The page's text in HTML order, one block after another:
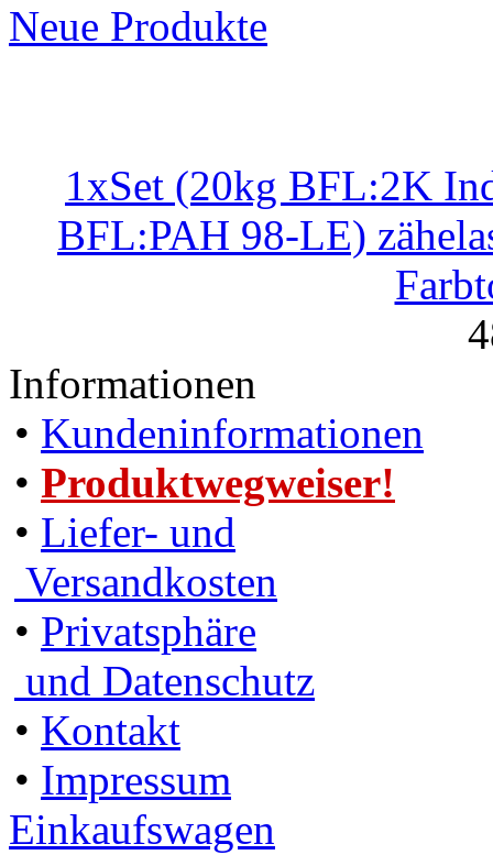
Neue Produkte
1xSet (20kg BFL:2K
BFL:PAH 98-LE)
Informationen
• Kundeninformationen
• Produktwegweiser!
• Liefer- und
Versandkosten
• Privatsphäre
und Datenschutz
• Kontakt
• Impressum
Einkaufswagen